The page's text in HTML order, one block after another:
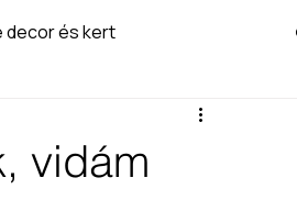
decor és kert
vidám